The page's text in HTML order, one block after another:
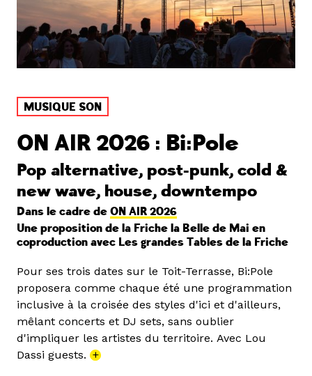
MUSIQUE SON
ON AIR 2026 : Bi:Pole
Pop alternative, post-punk, cold &
new wave, house, downtempo
Dans le cadre de ON AIR 2026
Une proposition de la Friche la Belle de Mai en
coproduction avec Les grandes Tables de la Friche
Pour ses trois dates sur le Toit-Terrasse, Bi:Pole
proposera comme chaque été une programmation
inclusive à la croisée des styles d'ici et d'ailleurs,
mêlant concerts et DJ sets, sans oublier
d'impliquer les artistes du territoire. Avec Lou
Dassi guests. +